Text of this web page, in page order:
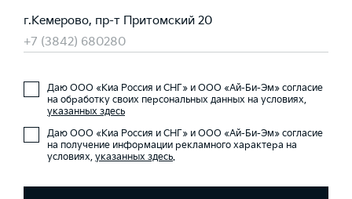
г.Кемерово, пр-т Притомский 20
+7 (3842) 680280
Даю ООО «Киа Россия и СНГ» и ООО «Ай-Би-Эм» согласие
на обработку своих персональных данных на условиях,
указанных здесь
Даю ООО «Киа Россия и СНГ» и ООО «Ай-Би-Эм» согласие
на получение информации рекламного характера на
условиях, указанных здесь.